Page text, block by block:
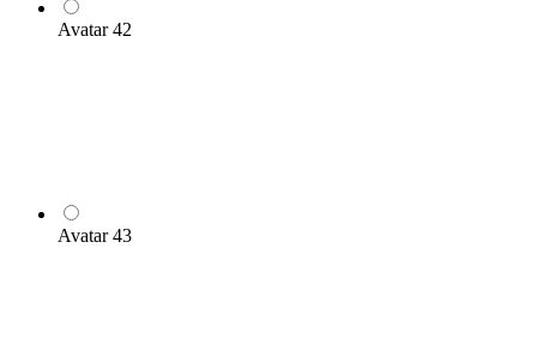
Avatar 42
Avatar 43